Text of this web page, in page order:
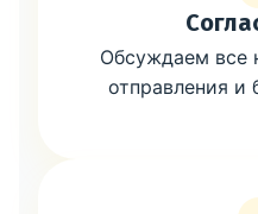
Обсуждаем все
отправления и